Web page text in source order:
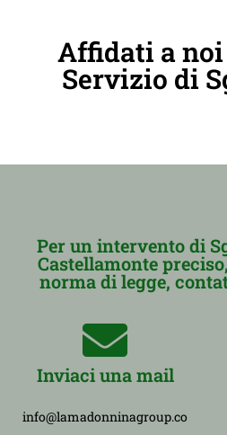
Affidati a
Servizio di
Per un intervento di
Castellamonte
norma di legge,
Inviaci una mail
info@lamadonninagroup.co